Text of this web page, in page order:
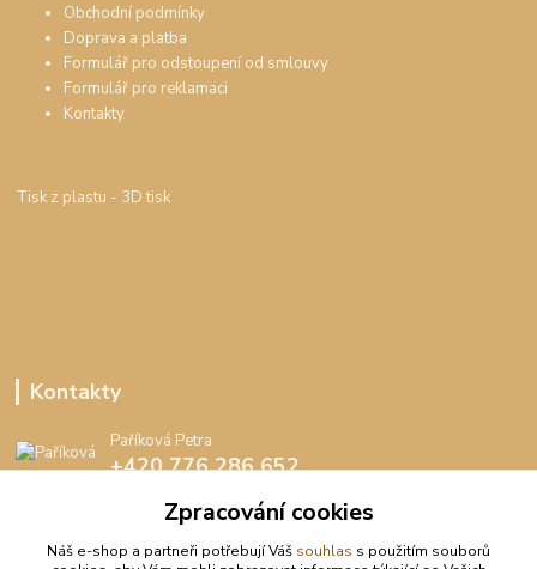
Obchodní podmínky
Doprava a platba
Formulář pro odstoupení od smlouvy
Formulář pro reklamaci
Kontakty
Tisk z plastu - 3D tisk
Kontakty
Paříková Petra
+420 776 286 652
Zpracování cookies
Náš e-shop a partneři potřebují Váš souhlas s použitím souborů